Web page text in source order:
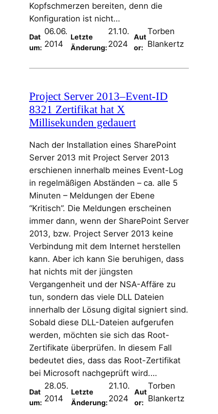
Kopfschmerzen bereiten, denn die
Konfiguration ist nicht…
Dat
um:
06.06.
2014
Letzte
Änderung:
21.10.
2024
Aut
or:
Torben
Blankertz
Project Server 2013–Event-ID
8321 Zertifikat hat X
Millisekunden gedauert
Nach der Installation eines SharePoint
Server 2013 mit Project Server 2013
erschienen innerhalb meines Event-Log
in regelmäßigen Abständen – ca. alle 5
Minuten – Meldungen der Ebene
“Kritisch”. Die Meldungen erscheinen
immer dann, wenn der SharePoint Server
2013, bzw. Project Server 2013 keine
Verbindung mit dem Internet herstellen
kann. Aber ich kann Sie beruhigen, dass
hat nichts mit der jüngsten
Vergangenheit und der NSA-Affäre zu
tun, sondern das viele DLL Dateien
innerhalb der Lösung digital signiert sind.
Sobald diese DLL-Dateien aufgerufen
werden, möchten sie sich das Root-
Zertifikate überprüfen. In diesem Fall
bedeutet dies, dass das Root-Zertifikat
bei Microsoft nachgeprüft wird.…
Dat
um:
28.05.
2014
Letzte
Änderung:
21.10.
2024
Aut
or:
Torben
Blankertz